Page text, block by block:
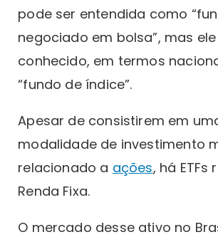
pode ser entendida como
negociado em bolsa”, mas
conhecido, em termos
“fundo de índice”.
Apesar de consistirem em
modalidade de investimento
relacionado a ações, há ETFs
Renda Fixa.
O mercado desse ativo no